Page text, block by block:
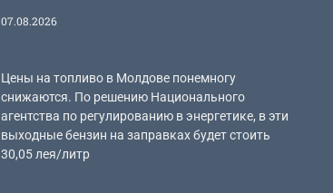
07.08.2026
Цены на топливо в Молдове понемногу
снижаются. По решению Национального
агентства по регулированию в энергетике, в эти
выходные бензин на заправках будет стоить
30,05 лея/литр